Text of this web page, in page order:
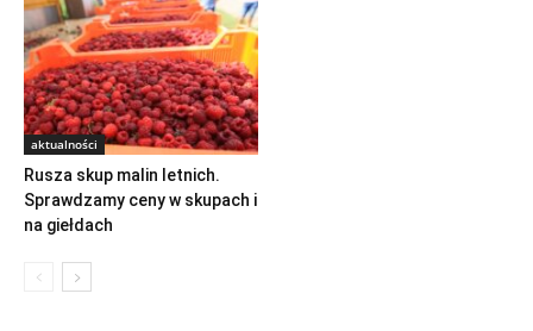
aktualności
Rusza skup malin letnich.
Sprawdzamy ceny w skupach i
na giełdach